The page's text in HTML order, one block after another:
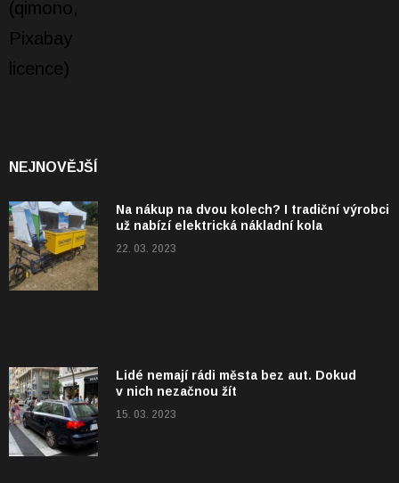
NEJNOVĚJŠÍ
Na nákup na dvou kolech? I tradiční výrobci
už nabízí elektrická nákladní kola
22. 03. 2023
Lidé nemají rádi města bez aut. Dokud
v nich nezačnou žít
15. 03. 2023